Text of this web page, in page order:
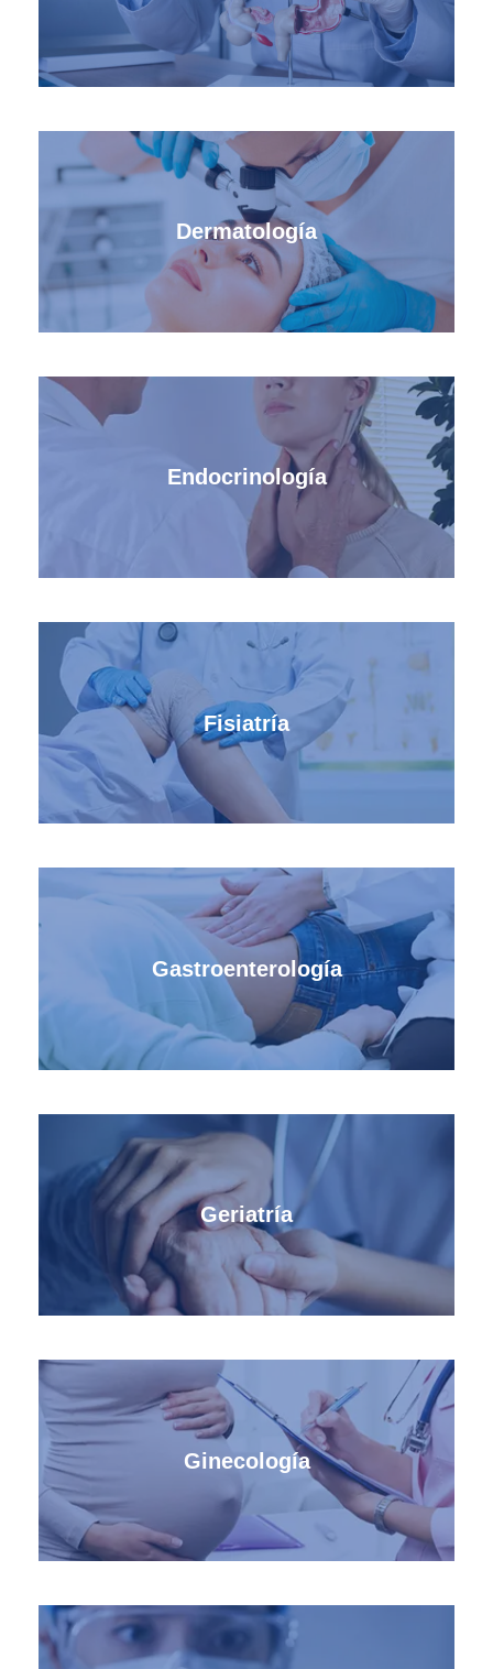
Dermatología
Endocrinología
Fisiatría
Gastroenterología
Geriatría
Ginecología